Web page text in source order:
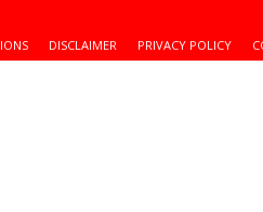
DISCLAIMER PRIVACY POLICY